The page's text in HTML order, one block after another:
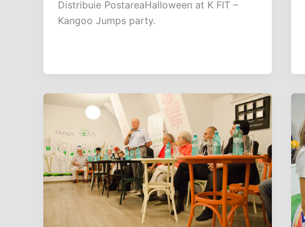
Distribuie PostareaHalloween at K FIT –
Kangoo Jumps party.